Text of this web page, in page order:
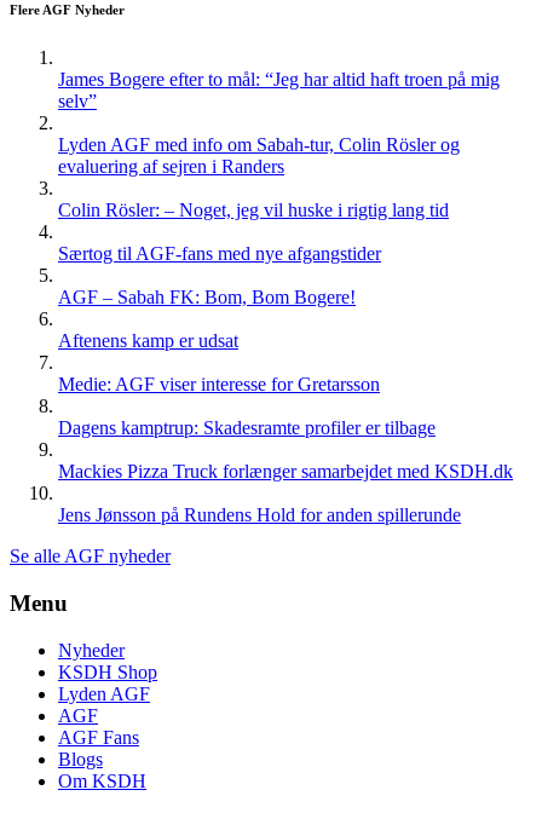
Flere AGF Nyheder
James Bogere efter to mål: “Jeg har altid haft troen på mig
selv”
Lyden AGF med info om Sabah-tur, Colin Rösler og
evaluering af sejren i Randers
Colin Rösler: – Noget, jeg vil huske i rigtig lang tid
Særtog til AGF-fans med nye afgangstider
AGF – Sabah FK: Bom, Bom Bogere!
Aftenens kamp er udsat
Medie: AGF viser interesse for Gretarsson
Dagens kamptrup: Skadesramte profiler er tilbage
Mackies Pizza Truck forlænger samarbejdet med KSDH.dk
Jens Jønsson på Rundens Hold for anden spillerunde
Se alle AGF nyheder
Menu
Nyheder
KSDH Shop
Lyden AGF
AGF
AGF Fans
Blogs
Om KSDH